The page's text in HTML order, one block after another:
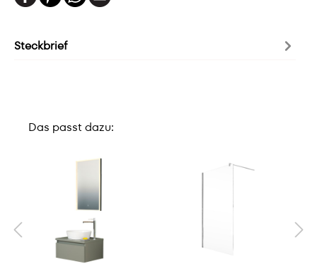
Steckbrief
Das passt dazu: